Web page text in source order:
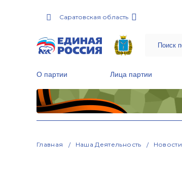
Саратовская область
О партии Лица партии
Главная Наша Деятельность Новости